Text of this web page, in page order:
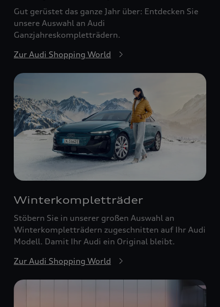
Gut gerüstet das ganze Jahr über: Entdecken Sie
unsere Auswahl an Audi
Ganzjahreskompletträdern.
Zur Audi Shopping World
Winterkompletträder
Stöbern Sie in unserer großen Auswahl an
Winterkompletträdern zugeschnitten auf Ihr Audi
Modell. Damit Ihr Audi ein Original bleibt.
Zur Audi Shopping World